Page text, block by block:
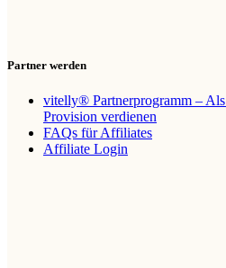
Partner werden
vitelly® Partnerprogramm –
Provision verdienen
FAQs für Affiliates
Affiliate Login